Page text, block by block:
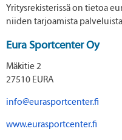
Yritysrekisterissä on tietoa
niiden tarjoamista
Eura Sportcenter Oy
Mäkitie 2
27510 EURA
info@eurasportcenter.fi
www.eurasportcenter.fi